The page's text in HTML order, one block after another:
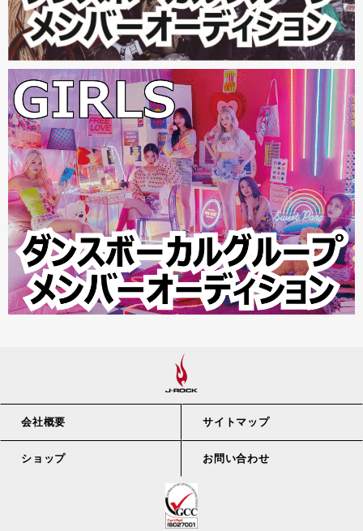
会社概要 サイトマップ
ショップ お問い合わせ